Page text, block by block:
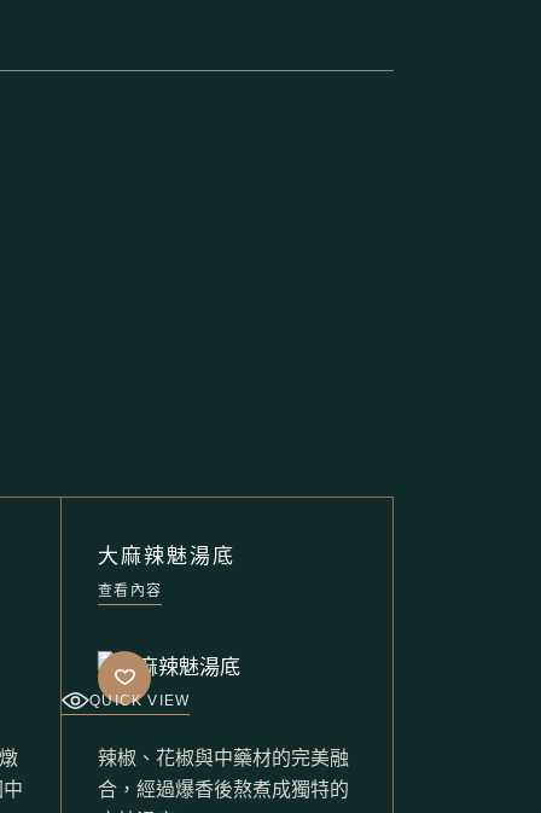
大麻辣魅湯底
查看內容
QUICK VIEW
辣椒、花椒與中藥材的完美融
合，經過爆香後熬煮成獨特的